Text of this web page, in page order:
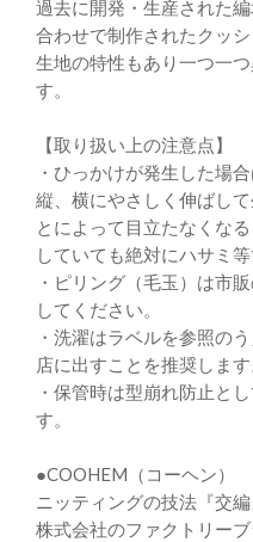
過去に開発・生産された
合わせで制作されたクッシ
生地の特性もあり一つ一
す。
【取り扱い上の注意点】
・ひっかけが発生した場
縦、横にやさしく伸ばし
とによって目立たなくな
していても絶対にハサミ
・ピリング（毛玉）は市
してください。
・洗濯はラベルを参照の
店に出すことを推奨します
・保管時は型崩れ防止と
す。
●COOHEM（コーヘン）
ニッティングの技法『交
株式会社のファクトリーブ